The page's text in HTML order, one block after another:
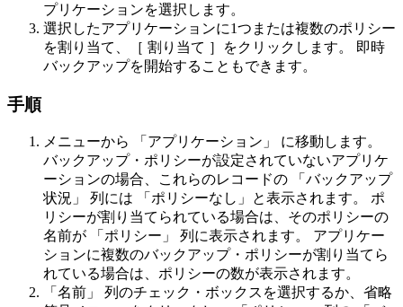
プリケーションを選択します。
選択したアプリケーションに1つまたは複数のポリシー
を割り当て、［ 割り当て ］をクリックします。 即時
バックアップを開始することもできます。
手順
メニューから 「アプリケーション」
に移動します。
バックアップ・ポリシーが設定されていないアプリケ
ーションの場合、これらのレコードの
「バックアップ
状況」
列には 「ポリシーなし」
と表示されます。 ポ
リシーが割り当てられている場合は、そのポリシーの
名前が
「ポリシー」
列に表示されます。 アプリケー
ションに複数のバックアップ・ポリシーが割り当てら
れている場合は、ポリシーの数が表示されます。
「名前」
列のチェック・ボックスを選択するか、省略